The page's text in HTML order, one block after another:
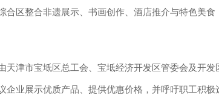
合区整合非遗展示、书画创作、酒店推介与特色美食
津市宝坻区总工会、宝坻经济开发区管委会及开发
企业展示优质产品、提供优惠价格，并呼吁职工积极